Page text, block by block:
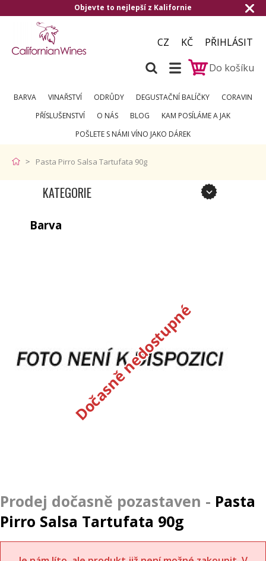
Objevte to nejlepší z Kalifornie
CZ KČ
PŘIHLÁSIT
Do košíku
BARVA VINAŘSTVÍ ODRŮDY DEGUSTAČNÍ BALÍČKY
CORAVIN
PŘÍSLUŠENSTVÍ
O NÁS BLOG
KAM POSÍLÁME A JAK
POŠLETE S NÁMI VÍNO JAKO DÁREK
Pasta Pirro Salsa Tartufata 90g
KATEGORIE
Barva
Dočasně nedostupné
Pasta
Pirro Salsa Tartufata 90g